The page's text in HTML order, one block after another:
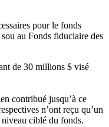
pour le fonds
au Fonds fiduciaire des
de 30 millions $ visé
contribué jusqu’à ce
n’ont reçu qu’un
niveau ciblé du fonds.